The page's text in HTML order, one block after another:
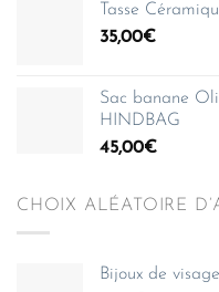
Tasse
35,00€
Sac banane
HINDBAG
45,00€
CHOIX ALÉATOIRE
Bijoux de